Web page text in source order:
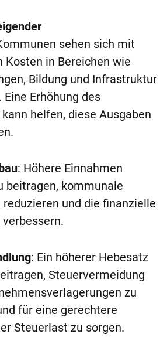
sehen sich mit
Kosten in Bereichen wie
Bildung und Infrastruktur
Erhöhung des
helfen, diese Ausgaben
: Höhere Einnahmen
beitragen, kommunale
reduzieren und die finanzielle
: Ein höherer Hebesatz
Steuervermeidung
zu
für eine gerechtere
Steuerlast zu sorgen.